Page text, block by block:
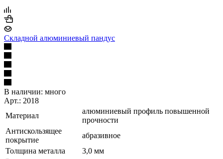
Складной алюминиевый пандус
В наличии: много
Арт.: 2018
Материал
алюминиевый профиль повышенной
прочности
Антискользящее
покрытие
абразивное
Толщина металла
3,0 мм